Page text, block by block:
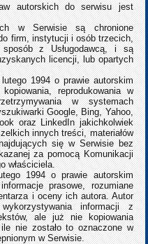
autorskich do serwisu jest
w Serwisie są chronione
firm, instytucji i osób trzecich,
z Usługodawcą, i są
licencji, lub opartych
1994 o prawie autorskim
reprodukowania w
w systemach
Google, Bing, Yahoo,
oraz LinkedIn jakichkolwiek
innych treści, materiałów
się w Serwisie bez
za pomocą Komunikacji
właściciela.
1994 o prawie autorskim
prasowe, rozumiane
i oceny ich autora. Autor
informacji z
ale już nie kopiowania
nie zostało to oznaczone w
w Serwisie.